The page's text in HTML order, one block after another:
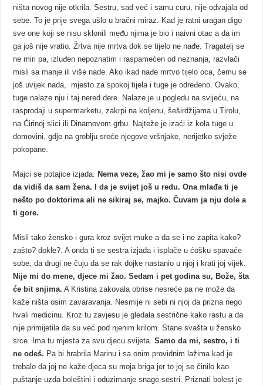
ništa novog nije otkrila. Sestru, sad već i samu curu, nije odvajala od
sebe. To je prije svega ušlo u bračni miraz. Kad je ratni uragan digo
sve one koji se nisu sklonili među njima je bio i naivni otac a da im
ga još nije vratio. Žrtva nije mrtva dok se tijelo ne nađe. Tragatelj se
ne miri pa, izluđen nepoznatim i raspamećen od neznanja, razvlači
misli sa manje ili više nade. Ako ikad nađe mrtvo tijelo oca, čemu se
još uvijek nada, mjesto za spokoj tijela i tuge je određeno. Ovako,
tuge nalaze nju i taj nered dere. Nalaze je u pogledu na svijeću, na
rasprodaji u supermarketu, zakrpi na koljenu, šeširdžijama u Tirolu,
na Ćirinoj slici ili Dinamovom grbu. Najteže je izaći iz kola tuge u
domovini, gdje na groblju sreće njegove vršnjake, nerijetko svježe
pokopane.
Majci se potajice izjada. Nema veze, žao mi je samo što nisi ovde
da vidiš da sam žena. I da je svijet još u redu. Ona mlađa ti je
nešto po doktorima ali ne sikiraj se, majko. Čuvam ja nju dole a
ti gore.
Misli tako žensko i gura kroz svijet muke a da se i ne zapita kako?
zašto? dokle?. A onda ti se sestra izjada i isplače u ćošku spavaće
sobe, da drugi ne čuju da se rak dojke nastanio u njoj i krati joj vijek.
Nije mi do mene, djece mi žao. Sedam i pet godina su, Bože, šta
će bit snjima. A Kristina zakovala obrise nesreće pa ne može da
kaže ništa osim zavaravanja. Nesmije ni sebi ni njoj da prizna nego
hvali medicinu. Kroz tu zavjesu je gledala sestrične kako rastu a da
nije primijetila da su već pod njenim krilom. Stane svašta u žensko
srce. Ima tu mjesta za svu djecu svijeta.Samo da mi, sestro, i ti
ne odeš. Pa bi hrabrila Marinu i sa onim providnim lažima kad je
trebalo da joj ne kaže djeca su moja briga jer to joj se činilo kao
puštanje uzda boleštini i oduzimanje snage sestri. Priznati bolest je